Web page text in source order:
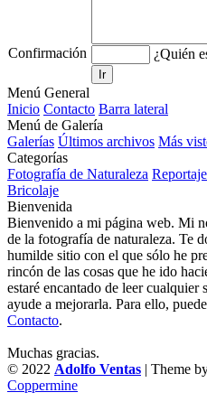
Confirmación ¿Quién
Ir
Menú General
Inicio Contacto Barra lateral
Menú de Galería
Galerías Últimos archivos Más
Categorías
Fotografía de Naturaleza
Bricolaje
Bienvenida
Bienvenido a mi página web. Mi
de la fotografía de naturaleza. Te
humilde sitio con el que sólo he
rincón de las cosas que he ido
estaré encantado de leer cualquier
ayude a mejorarla. Para ello,
Contacto.
Muchas gracias.
© 2022 Adolfo Ventas | Theme
Coppermine